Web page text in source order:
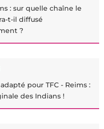
: sur quelle chaîne le
t-il diffusé
?
pour TFC - Reims :
des Indians !